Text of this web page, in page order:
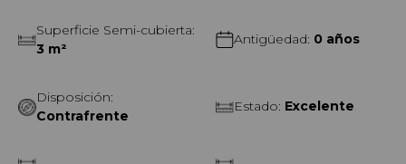
Superficie Semi-cubierta:
3 m²
Antigüedad: 0 años
Disposición:
Contrafrente
Estado: Excelente